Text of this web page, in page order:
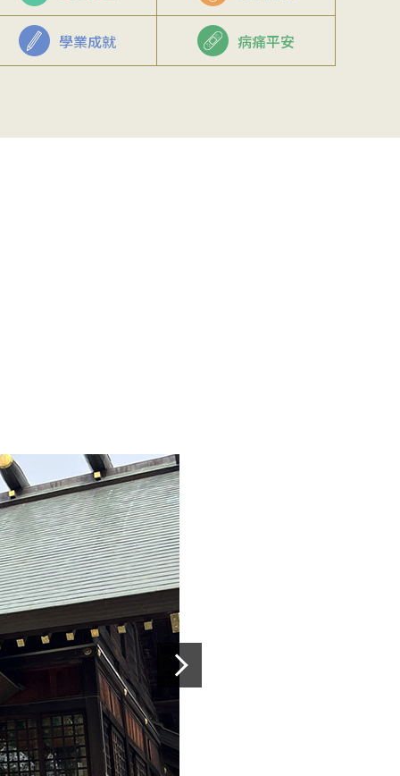
學業成就 病痛平安